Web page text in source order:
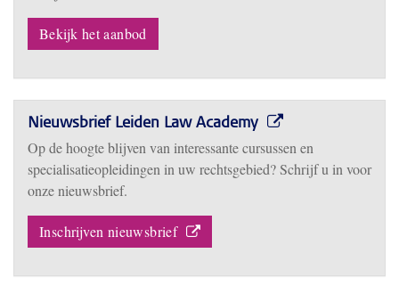
Bekijk het aanbod
Nieuwsbrief Leiden Law Academy
Op de hoogte blijven van interessante cursussen en
specialisatieopleidingen in uw rechtsgebied? Schrijf u in voor
onze nieuwsbrief.
Inschrijven nieuwsbrief